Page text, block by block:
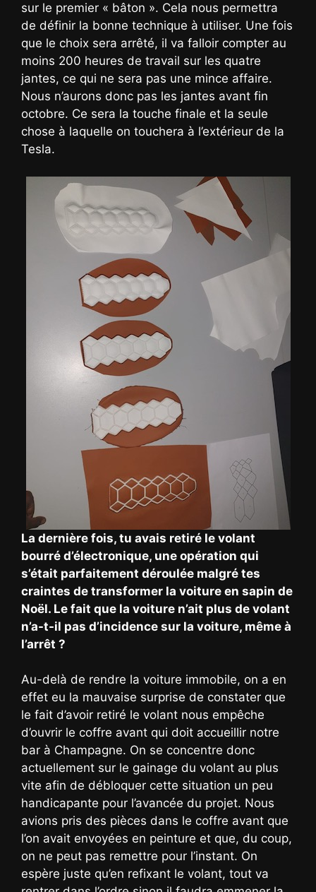
sur le premier « bâton ». Cela nous permettra
de définir la bonne technique à utiliser. Une fois
que le choix sera arrêté, il va falloir compter au
moins 200 heures de travail sur les quatre
jantes, ce qui ne sera pas une mince affaire.
Nous n’aurons donc pas les jantes avant fin
octobre. Ce sera la touche finale et la seule
chose à laquelle on touchera à l’extérieur de la
Tesla.
La dernière fois, tu avais retiré le volant
bourré d’électronique, une opération qui
s’était parfaitement déroulée malgré tes
craintes de transformer la voiture en sapin de
Noël. Le fait que la voiture n’ait plus de volant
n’a-t-il pas d’incidence sur la voiture, même à
l’arrêt ?
Au-delà de rendre la voiture immobile, on a en
effet eu la mauvaise surprise de constater que
le fait d’avoir retiré le volant nous empêche
d’ouvrir le coffre avant qui doit accueillir notre
bar à Champagne. On se concentre donc
actuellement sur le gainage du volant au plus
vite afin de débloquer cette situation un peu
handicapante pour l’avancée du projet. Nous
avions pris des pièces dans le coffre avant que
l’on avait envoyées en peinture et que, du coup,
on ne peut pas remettre pour l’instant. On
espère juste qu’en refixant le volant, tout va